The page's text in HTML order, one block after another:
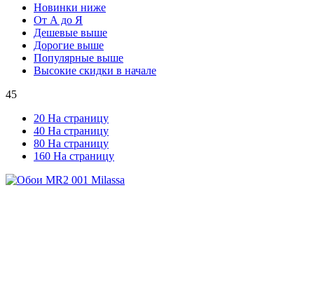
Новинки ниже
От А до Я
Дешевые выше
Дорогие выше
Популярные выше
Высокие скидки в начале
45
20 На страницу
40 На страницу
80 На страницу
160 На страницу